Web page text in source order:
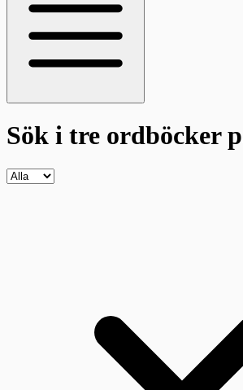
Sök i tre ordböcker